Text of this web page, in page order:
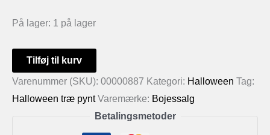
På lager: 1 på lager
Halloween
hænge
Tilføj til kurv
Varenummer (SKU): 00000887 Kategori: Halloween Tag:
Halloween træ pynt Varemærke: Bojessalg
Betalingsmetoder